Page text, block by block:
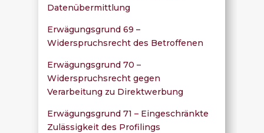
Datenübermittlung
Erwägungsgrund 69 –
Widerspruchsrecht des Betroffenen
Erwägungsgrund 70 –
Widerspruchsrecht gegen
Verarbeitung zu Direktwerbung
Erwägungsgrund 71 – Eingeschränkte
Zulässigkeit des Profilings